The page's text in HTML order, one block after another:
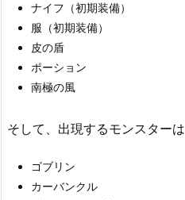
ナイフ（初期装備）
服（初期装備）
皮の盾
ポーション
南極の風
そして、出現するモンスターは
ゴブリン
カーバンクル